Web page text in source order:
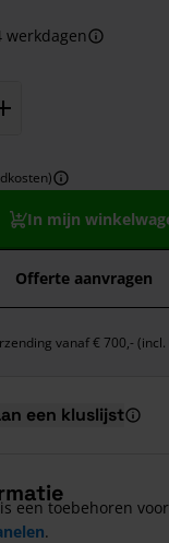
werkdagen
In mijn
Offerte aanvragen
vanaf € 700,- (incl.
een kluslijst
een toebehoren
.